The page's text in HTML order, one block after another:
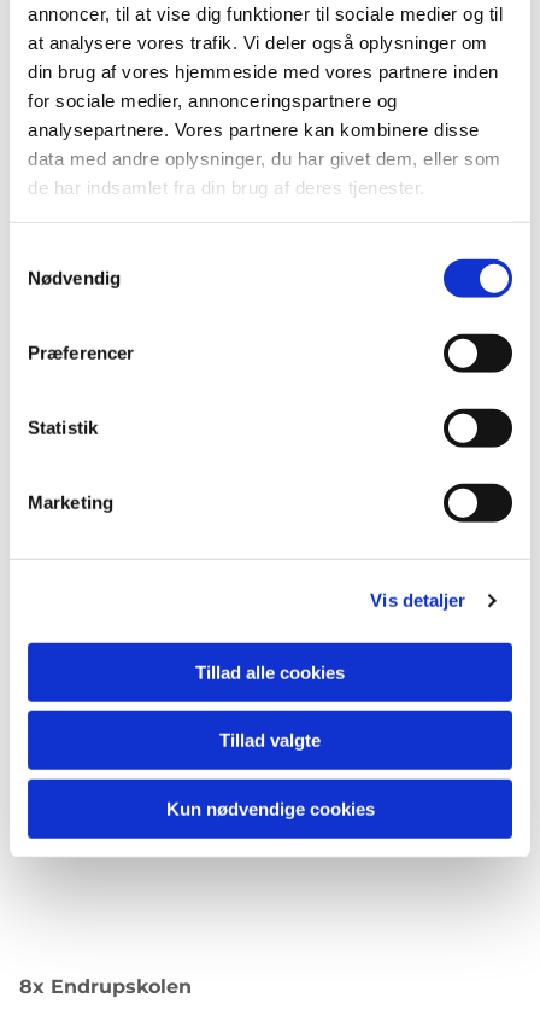
annoncer, til at vise dig funktioner til sociale medier og til
at analysere vores trafik. Vi deler også oplysninger om
din brug af vores hjemmeside med vores partnere inden
for sociale medier, annonceringspartnere og
analysepartnere. Vores partnere kan kombinere disse
data med andre oplysninger, du har givet dem, eller som
de har indsamlet fra din brug af deres tjenester.
Nødvendig
Præferencer
Statistik
Marketing
Vis detaljer
Tillad alle cookies
Tillad valgte
Kun nødvendige cookies
Lørdag den 9. maj 2026 kl. 10.00 i Asminderød Kirke
(oplsysninger om præst følger)
Undervisningsdage: torsdage kl. 14.00-15.30 i
Sognegården
Lørdag den 9. maj 2026 kl. 12.00 i Asminderød Kirke
Sognegården af Simon A. Drigsdahl
Kr. Himmelfartsdag, torsdag den 14. maj 2026 kl.
10.00 i Asminderød Kirke (oplsysninger om præst
Undervisningsdage: tirsdag kl. 13.10-15.00 i
8x Endrupskolen